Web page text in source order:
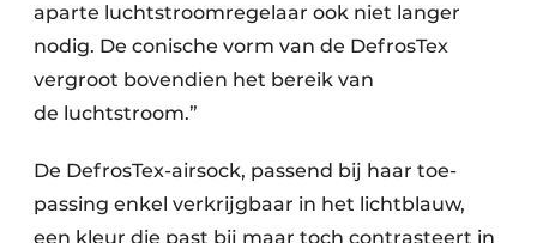
aparte luchtstroomregelaar ook niet langer
nodig. De conische vorm van de DefrosTex
vergroot bovendien het bereik van
de luchtstroom.”
De DefrosTex-airsock, passend bij haar toe­
passing enkel verkrijgbaar in het lichtblauw,
een kleur die past bij maar toch contrasteert in